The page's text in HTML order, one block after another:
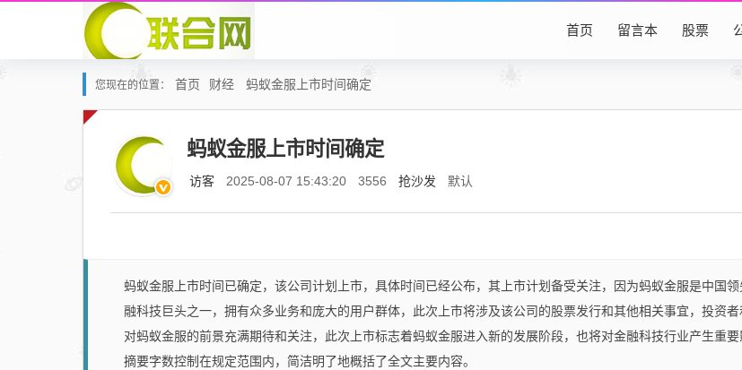
首页 留言本 股票
您现在的位置： 首页 财经 蚂蚁金服上市时间确定
蚂蚁金服上市时间确定
访客 2025-08-07 15:43:20 3556 抢沙发 默认
蚂蚁金服上市时间已确定，该公司计划上市，具体时间已经公布，其上市计划备受关注，因为蚂蚁金服是中国
融科技巨头之一，拥有众多业务和庞大的用户群体，此次上市将涉及该公司的股票发行和其他相关事宜，投资
对蚂蚁金服的前景充满期待和关注，此次上市标志着蚂蚁金服进入新的发展阶段，也将对金融科技行业产生重要
摘要字数控制在规定范围内，简洁明了地概括了全文主要内容。